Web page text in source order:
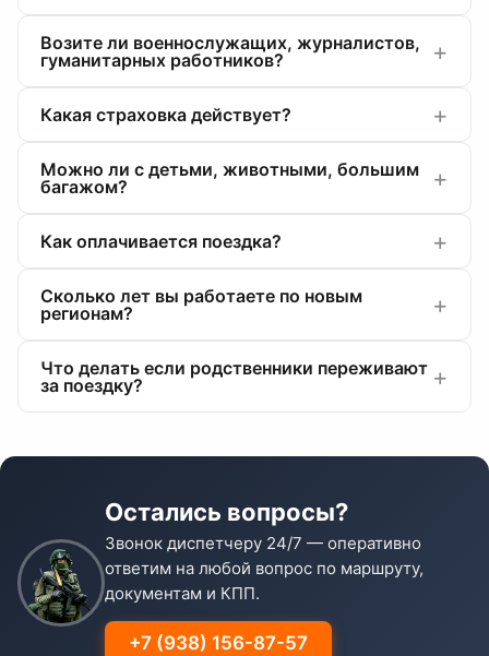
Возите ли военнослужащих, журналистов,
гуманитарных работников?
Какая страховка действует?
Можно ли с детьми, животными, большим
багажом?
Как оплачивается поездка?
Сколько лет вы работаете по новым
регионам?
Что делать если родственники переживают
за поездку?
Остались вопросы?
Звонок диспетчеру 24/7 — оперативно
ответим на любой вопрос по маршруту,
документам и КПП.
+7 (938) 156-87-57